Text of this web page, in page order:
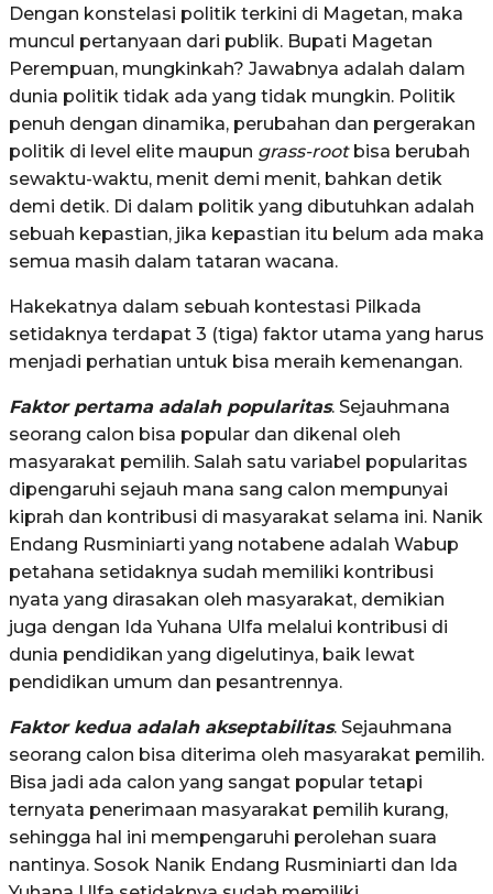
Dengan konstelasi politik terkini di Magetan, maka
muncul pertanyaan dari publik. Bupati Magetan
Perempuan, mungkinkah? Jawabnya adalah dalam
dunia politik tidak ada yang tidak mungkin. Politik
penuh dengan dinamika, perubahan dan pergerakan
politik di level elite maupun grass-rootbisa berubah
sewaktu-waktu, menit demi menit, bahkan detik
demi detik. Di dalam politik yang dibutuhkan adalah
sebuah kepastian, jika kepastian itu belum ada maka
semua masih dalam tataran wacana.
Hakekatnya dalam sebuah kontestasi Pilkada
setidaknya terdapat 3 (tiga) faktor utama yang harus
menjadi perhatian untuk bisa meraih kemenangan.
Faktor pertama adalah popularitas. Sejauhmana
seorang calon bisa popular dan dikenal oleh
masyarakat pemilih. Salah satu variabel popularitas
dipengaruhi sejauh mana sang calon mempunyai
kiprah dan kontribusi di masyarakat selama ini. Nanik
Endang Rusminiarti yang notabene adalah Wabup
petahana setidaknya sudah memiliki kontribusi
nyata yang dirasakan oleh masyarakat, demikian
juga dengan Ida Yuhana Ulfa melalui kontribusi di
dunia pendidikan yang digelutinya, baik lewat
pendidikan umum dan pesantrennya.
Faktor kedua adalah akseptabilitas. Sejauhmana
seorang calon bisa diterima oleh masyarakat pemilih.
Bisa jadi ada calon yang sangat popular tetapi
ternyata penerimaan masyarakat pemilih kurang,
sehingga hal ini mempengaruhi perolehan suara
nantinya. Sosok Nanik Endang Rusminiarti dan Ida